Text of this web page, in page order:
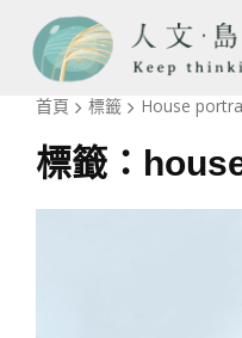
首頁 標籤 House
標籤：